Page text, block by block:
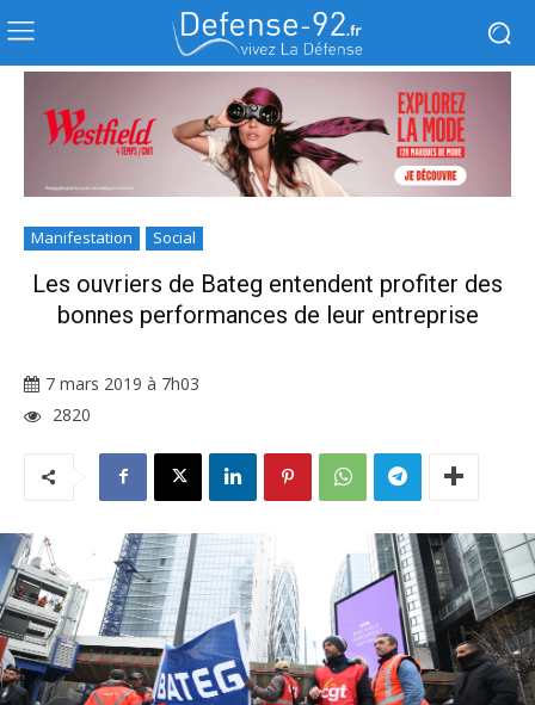
Manifestation Social
Les ouvriers de Bateg entendent profiter des
bonnes performances de leur entreprise
7 mars 2019 à 7h03
2820